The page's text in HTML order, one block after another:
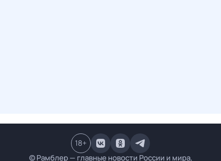
© Рамблер — главные новости России и мира,
18+